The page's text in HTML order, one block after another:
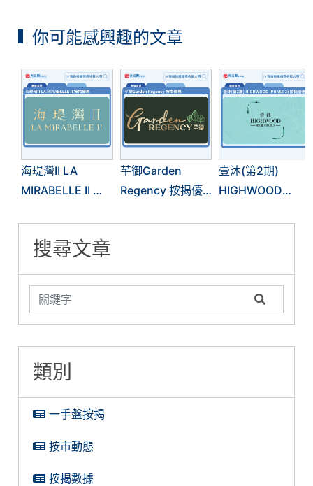
你可能感興趣的文章
海瑅灣II LA
MIRABELLE II 按
芊御Garden
Regency 按揭優
壹沐(第2期)
HIGHWOOD
搜尋文章
類別
一手盤按揭
按市動態
按揭數據